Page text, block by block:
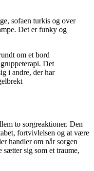
sofaen turkis og over
Det er funky og
Det
i andre, der har
to sorgreaktioner. Den
fortvivlelsen og at være
handler om når sorgen
sætter sig som et traume,